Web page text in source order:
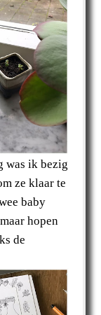
was ik bezig
ze klaar te
baby
hopen
de